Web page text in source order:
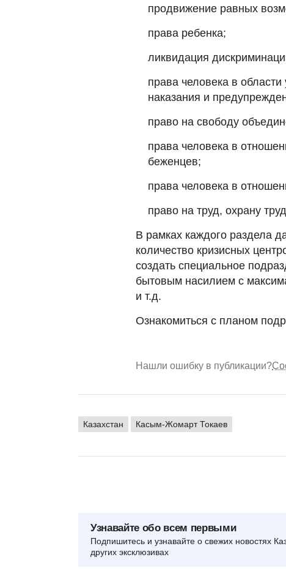
продвижение равных
права ребенка;
ликвидация
права человека в
наказания и
право на свободу
права человека в
беженцев;
права человека в
право на труд, охрану
В рамках каждого раздела
количество кризисных
создать специальное
бытовым насилием с
и т.д.
Ознакомиться с планом
Нашли ошибку в публикации?
Казахстан Касым-Жомарт Токаев
Узнавайте обо всем первыми
Подпишитесь и узнавайте о свежих новостях
других эксклюзивах